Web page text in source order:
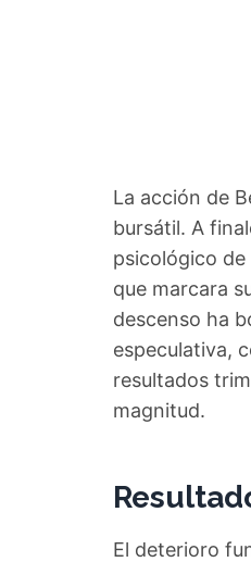
La acción de
bursátil. A
psicológico de
que marcara
descenso ha
especulativa,
resultados
magnitud.
El deterioro